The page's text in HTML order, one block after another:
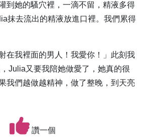
到她的騷穴裡，一滴不留，精液多得
抹去流出的精液放進口裡。我們累得
在我裡面的男人！我愛你！」此刻我
Julia又要我陪她做愛了，她真的很
我們越做越精神，做了整晚，到天亮
讚一個